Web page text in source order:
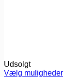
Udsolgt
Vælg muligheder